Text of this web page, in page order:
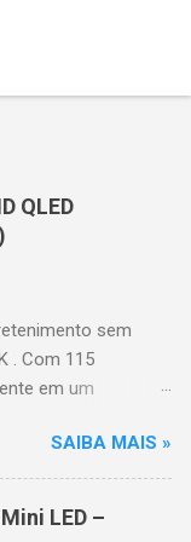
QLED
sem
. Com 115
em um
Mini LED 115” :
e cores
e
AiPQ :
SAIBA MAIS »
LED –